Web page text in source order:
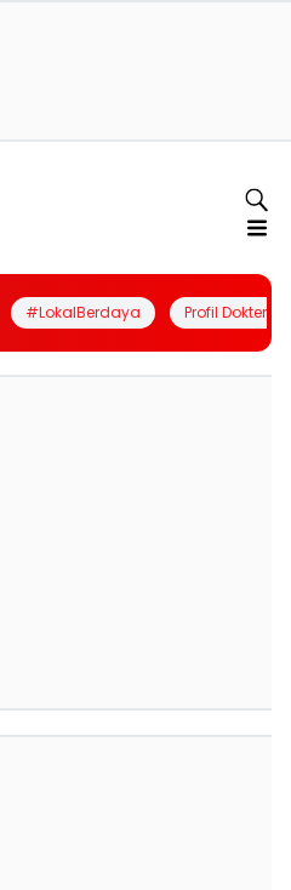
#LokalBerdaya Profil Dokter